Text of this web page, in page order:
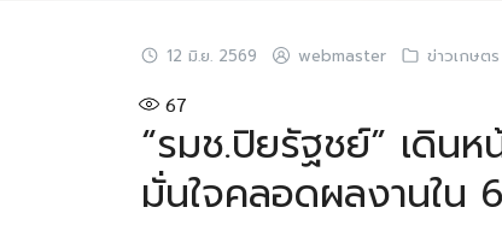
12 มิ.ย. 2569 webmaster ข่าวเกษตร
67
“รมช.ปิยรัฐชย์” เดิน
มั่นใจคลอดผลงานใน